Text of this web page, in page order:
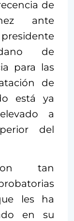
de
ante
de
para las
de
está ya
a
del
tan
les ha
en su